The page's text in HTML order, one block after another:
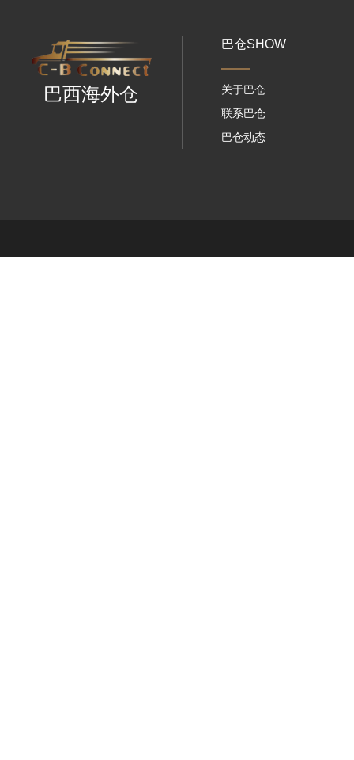
巴西海外仓
巴仓SHOW
关于巴仓
联系巴仓
巴仓动态